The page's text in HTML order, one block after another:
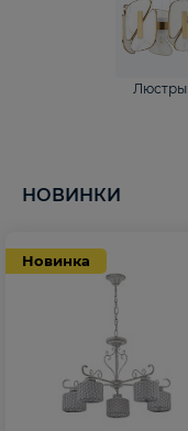
Люстры
НОВИНКИ
Новинка